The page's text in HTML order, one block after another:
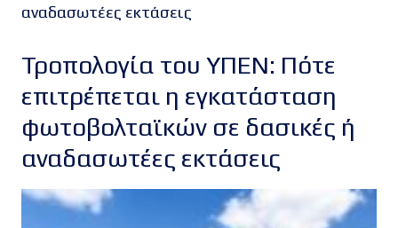
αναδασωτέες εκτάσεις
Τροπολογία του ΥΠΕΝ: Πότε
επιτρέπεται η εγκατάσταση
φωτοβολταϊκών σε δασικές ή
αναδασωτέες εκτάσεις